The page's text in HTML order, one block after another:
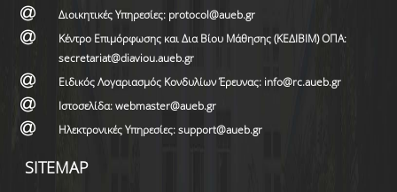
Διοικητικές Υπηρεσίες: protocol@aueb.gr
Κέντρο Επιμόρφωσης και Δια Βίου Μάθησης (ΚΕΔΙΒΙΜ) ΟΠΑ:
secretariat@diaviou.aueb.gr
Ειδικός Λογαριασμός Κονδυλίων Έρευνας: info@rc.aueb.gr
Ιστοσελίδα: webmaster@aueb.gr
Ηλεκτρονικές Υπηρεσίες: support@aueb.gr
SITEMAP